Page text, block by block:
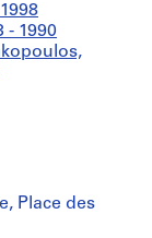
- 1990
Place des